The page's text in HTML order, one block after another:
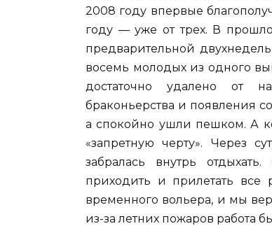
2008 году впервые
году — уже от трех. В
предварительной
восемь молодых из одного
достаточно удалено от
браконьерства и появления
а спокойно ушли пешком. А
«запретную черту». Через
забралась внутрь
приходить и прилетать
временного вольера, и мы
из-за летних пожаров работа